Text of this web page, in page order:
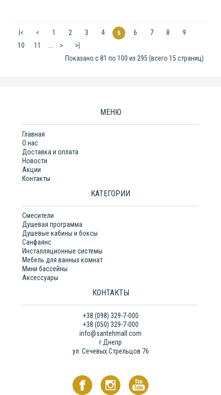
|< < 1 2 3 4 5 6 7 8
9
10
11 >
>|
Показано с 81 по 100 из 295 (всего 15 страниц)
МЕНЮ
Главная
О нас
Доставка и оплата
Новости
Акции
Контакты
КАТЕГОРИИ
Смесители
Душевая программа
Душевые кабины и боксы
Санфаянс
Инсталляционные системы
Мебель для ванных комнат
Мини бассейны
Аксессуары
КОНТАКТЫ
+38 (098) 329-7-000
+38 (050) 329-7-000
info@santehmall.com
г.Днепр
ул. Сечевых Стрельцов 76